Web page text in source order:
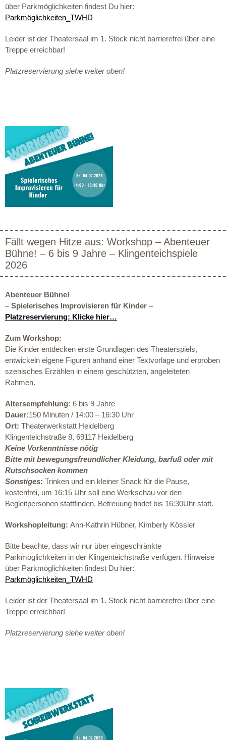
über Parkmöglichkeiten findest Du hier:
Parkmöglichkeiten_TWHD
Leider ist der Theatersaal im 1. Stock nicht barrierefrei über eine
Treppe erreichbar!
Platzreservierung siehe weiter oben!
Fällt wegen Hitze aus: Workshop – Abenteuer
Bühne! – 6 bis 9 Jahre – Klingenteichspiele
2026
Abenteuer Bühne!
– Spielerisches Improvisieren für Kinder –
Platzreservierung: Klicke hier…
Zum Workshop:
Die Kinder entdecken erste Grundlagen des Theaterspiels,
entwickeln eigene Figuren anhand einer Textvorlage und erproben
szenisches Erzählen in einem geschützten, angeleiteten
Rahmen.
Altersempfehlung: 6 bis 9 Jahre
Dauer:150 Minuten / 14:00 – 16:30 Uhr
Ort: Theaterwerkstatt Heidelberg
Klingenteichstraße 8, 69117 Heidelberg
Keine Vorkenntnisse nötig
Bitte mit bewegungsfreundlicher Kleidung, barfuß oder mit
Rutschsocken kommen
Sonstiges: Trinken und ein kleiner Snack für die Pause,
kostenfrei, um 16:15 Uhr soll eine Werkschau vor den
Begleitpersonen stattfinden. Betreuung findet bis 16:30Uhr statt.
Workshopleitung: Ann-Kathrin Hübner, Kimberly Kössler
Bitte beachte, dass wir nur über eingeschränkte
Parkmöglichkeiten in der Klingenteichstraße verfügen. Hinweise
über Parkmöglichkeiten findest Du hier:
Parkmöglichkeiten_TWHD
Leider ist der Theatersaal im 1. Stock nicht barrierefrei über eine
Treppe erreichbar!
Platzreservierung siehe weiter oben!